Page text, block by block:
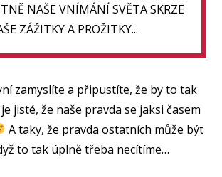
NAŠE VNÍMÁNÍ SVĚTA SKRZE
ZÁŽITKY A PROŽITKY...
zamyslíte a připustíte, že by to tak
jisté, že naše pravda se jaksi časem
A taky, že pravda ostatních může být
to tak úplně třeba necítíme…